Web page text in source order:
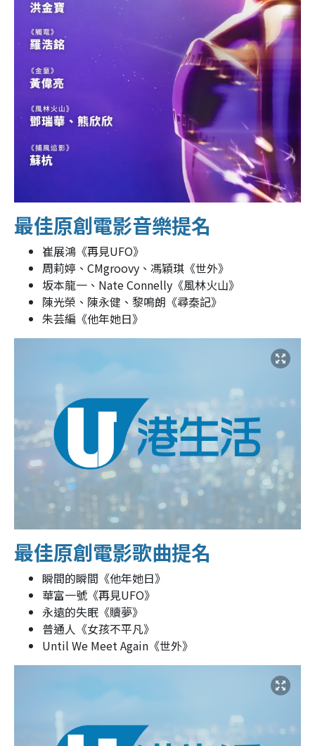
最佳原創電影音樂提名
崔展鴻《再見UFO》
周莉婷、CMgroovy、馮穎琪《世外》
坂本龍一、Nate Connelly《風林火山》
陳光榮、陳永健、黎鳴朗《尋秦記》
朱芸編《他年她日》
最佳原創電影歌曲提名
瞬間的瞬間《他年她日》
華富一號《再見UFO》
永遠的失眠《贖夢》
普通人《女孩不平凡》
Until We Meet Again《世外》